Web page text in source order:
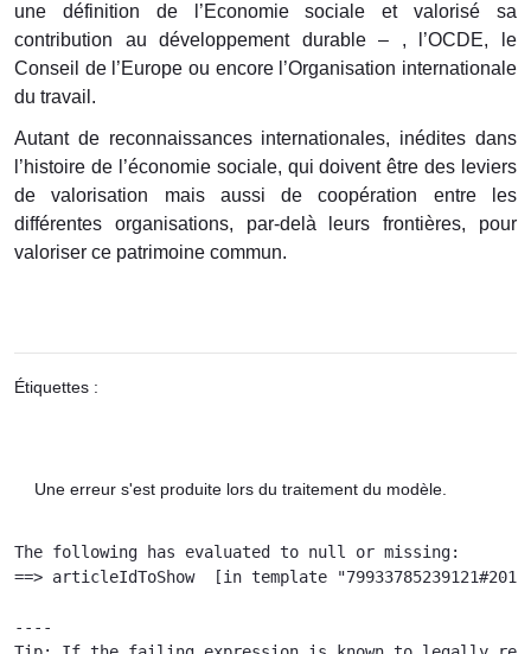
une définition de l’Economie sociale et valorisé sa
contribution au développement durable– , l’OCDE, le
Conseil de l’Europe ou encore l’Organisation internationale
du travail.
Autant de reconnaissances internationales, inédites dans
l’histoire de l’économie sociale, qui doivent être des leviers
de valorisation mais aussi de coopération entre les
différentes organisations, par-delà leurs frontières, pour
valoriser ce patrimoine commun.
Étiquettes :
Une erreur s'est produite lors du traitement du modèle.
The following has evaluated to null or missing:
==> articleIdToShow  [in template
----